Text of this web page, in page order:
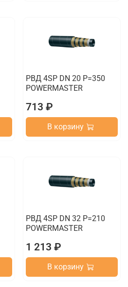
РВД 4SP DN 20 P=350
POWERMASTER
713 ₽
В корзину
РВД 4SP DN 32 P=210
POWERMASTER
1 213 ₽
В корзину